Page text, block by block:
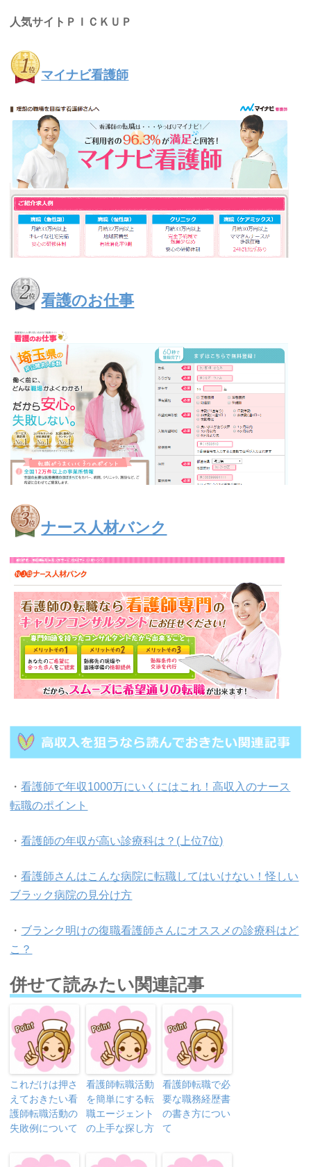
人気サイトＰＩＣＫＵＰ
マイナビ看護師
看護のお仕事
ナース人材バンク
・看護師で年収1000万にいくにはこれ！高収入のナース
転職のポイント
・看護師の年収が高い診療科は？(上位7位)
・看護師さんはこんな病院に転職してはいけない！怪しい
ブラック病院の見分け方
・ ブランク明けの復職看護師さんにオススメの診療科はど
こ？
併せて読みたい関連記事
これだけは押さ
えておきたい看
護師転職活動の
失敗例について
看護師転職活動
を簡単にする転
職エージェント
の上手な探し方
看護師転職で必
要な職務経歴書
の書き方につい
て